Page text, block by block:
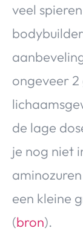
veel
ongeveer
de lage
je nog niet
een kleine
(bron).